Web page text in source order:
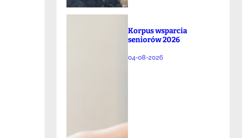
Korpus wsparcia
seniorów 2026
04-08-2026